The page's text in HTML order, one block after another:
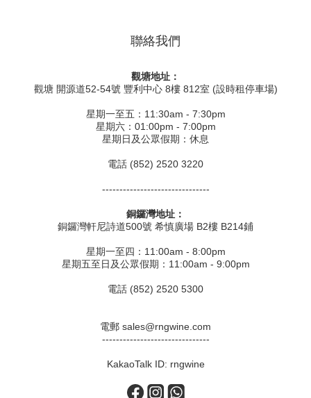
聯絡我們
觀塘地址：
觀塘 開源道52-54號 豐利中心 8樓 812室 (設時租停車場)
星期一至五：11:30am - 7:30pm
星期六：01:00pm - 7:00pm
星期日及公眾假期：休息
電話 (852) 2520 3220
-------------------------------
銅鑼灣地址：
銅鑼灣軒尼詩道500號 希慎廣場 B2樓 B214鋪
星期一至四：11:00am - 8:00pm
星期五至日及公眾假期：11:00am - 9:00pm
電話 (852) 2520 5300
電郵 sales@rngwine.com
-------------------------------
KakaoTalk ID: rngwine